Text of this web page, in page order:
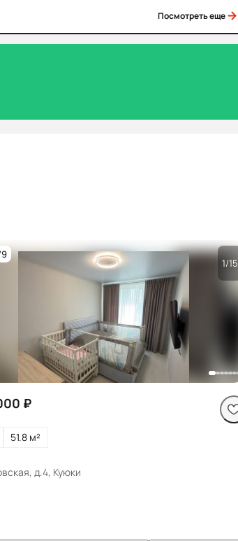
Посмотреть еще
Посмотреть все
фото
1/15
₽
51.8 м²
д.4, Куюки